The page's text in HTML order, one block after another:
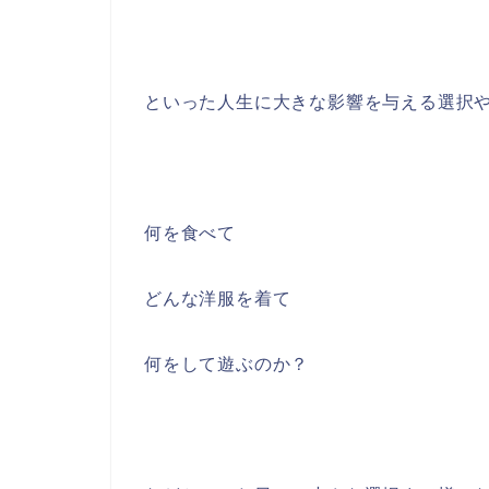
といった人生に大きな影響を与える選択
何を食べて
どんな洋服を着て
何をして遊ぶのか？